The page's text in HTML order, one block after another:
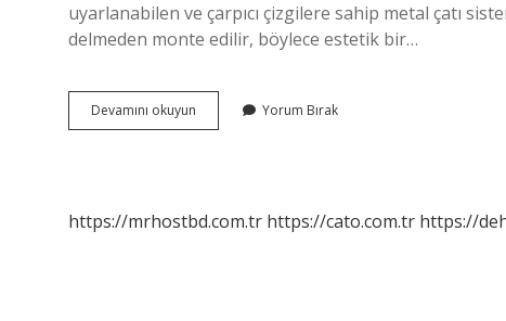
uyarlanabilen ve çarpıcı çizgilere sahip metal çatı
delmeden monte edilir, böylece estetik bir…
Devamını okuyun
Çatı
Yorum Bırak
https://mrhostbd.com.tr https://cato.com.tr https://